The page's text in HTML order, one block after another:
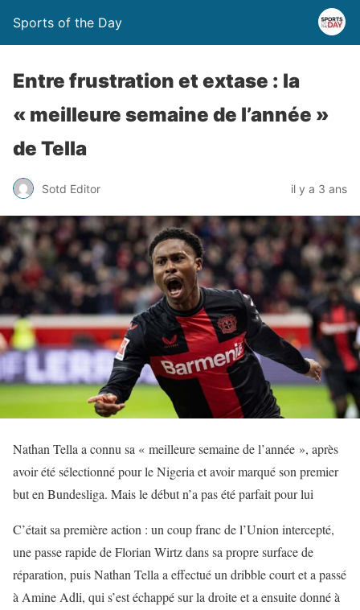
Sports of the Day
Entre frustration et extase : la
« meilleure semaine de l’année »
de Tella
Sotd Editor il y a 3 ans
Nathan Tella a connu sa « meilleure semaine de l’année », après
avoir été sélectionné pour le Nigeria et avoir marqué son premier
but en Bundesliga. Mais le début n’a pas été parfait pour lui
C’était sa première action : un coup franc de l’Union intercepté,
une passe rapide de Florian Wirtz dans sa propre surface de
réparation, puis Nathan Tella a effectué un dribble court et a passé
à Amine Adli, qui s’est échappé sur la droite et a ensuite donné à